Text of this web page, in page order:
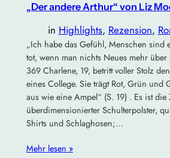
„Der andere Arthur“ von Liz
in Highlights, Rezension,
„Ich habe das Gefühl, Menschen sind
tot, wenn man nichts Neues mehr über
369 Charlene, 19, betritt voller Stolz
eines College. Sie trägt Rot, Grün und
aus wie eine Ampel“ (S. 19) . Es ist die
überdimensionierter Schulterpolster,
Shirts und Schlaghosen;…
Mehr lesen »